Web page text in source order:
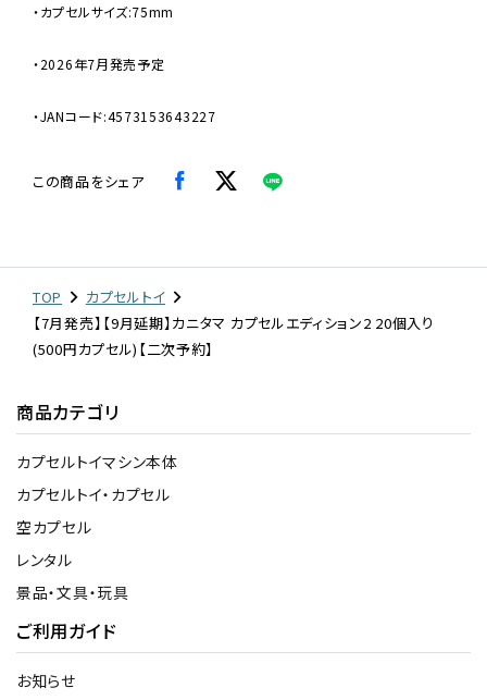
・カプセルサイズ:75mm
・2026年7月発売予定
・JANコード:4573153643227
この商品をシェア
TOP
カプセルトイ
【7月発売】【9月延期】カニタマ カプセルエディション2 20個入り
(500円カプセル)【二次予約】
商品カテゴリ
カプセルトイマシン本体
カプセルトイ・カプセル
空カプセル
レンタル
景品・文具・玩具
ご利用ガイド
お知らせ